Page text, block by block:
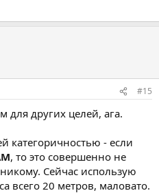
#15
для других целей, ага.
категоричностью - если
, то это совершенно не
Сейчас использую
всего 20 метров, маловато.